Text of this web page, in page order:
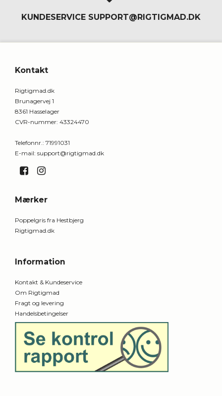
KUNDESERVICE SUPPORT@RIGTIGMAD.DK
Kontakt
Rigtigmad.dk
Brunagervej 1
8361 Hasselager
CVR-nummer: 43324470
Telefonnr.: 71991031
E-mail: support@rigtigmad.dk
Mærker
Poppelgris fra Hestbjerg
Rigtigmad.dk
Information
Kontakt & Kundeservice
Om Rigtigmad
Fragt og levering
Handelsbetingelser